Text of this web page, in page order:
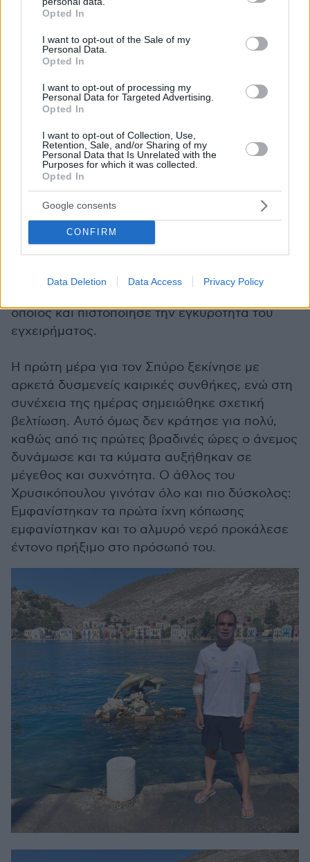
grant or deny consent to Google and its third-party tags to
use your data for below specified purposes in below Google
consent section.
Opted In
I want to opt-out of the Sale of my
Personal Data.
Opted In
I want to opt-out of processing my
Personal Data for Targeted Advertising.
Opted In
I want to opt-out of Collection, Use,
Retention, Sale, and/or Sharing of my
Personal Data that Is Unrelated with the
Purposes for which it was collected.
Opted In
Google consents
CONFIRM
Data Deletion Data Access Privacy Policy
5 λεπτά. Αυτό σημαίνει πως για κάτι
Σπύρος κολυμπούσε στην ανοιχτή θάλασσα,
χωρίς καμία στάση για ανάπαυση, χωρίς να
συνοδείας. Ακόμη και τα απολύτως απαραίτητα
για την επιβίωσή του, την τροφή και το νερό, ο
Χρυσικόπουλος τα λάμβανε εξ αποστάσεως, με
τη χρήση ειδικού εξοπλισμού.
Βέβαια, στο σκάφος συνοδείας επέβαινε ο
προσωπικός γιατρός του αθλητή, ο χειρουργός
ορθοπεδικός Χρήστος Βάσσος, ο οποίος
παρακολουθούσε διαρκώς την κατάστασή του.
οποίος και πιστοποίησε την εγκυρότητα του
εγχειρήματος.
Η πρώτη μέρα για τον Σπύρο ξεκίνησε με
αρκετά δυσμενείς καιρικές συνθήκες, ενώ στη
συνέχεια της ημέρας σημειώθηκε σχετική
βελτίωση. Αυτό όμως δεν κράτησε για πολύ,
καθώς από τις πρώτες βραδινές ώρες ο άνεμος
δυνάμωσε και τα κύματα αυξήθηκαν σε
μέγεθος και συχνότητα. Ο άθλος του
Χρυσικόπουλου γινόταν όλο και πιο δύσκολος:
Εμφανίστηκαν τα πρώτα ίχνη κόπωσης
εμφανίστηκαν και το αλμυρό νερό προκάλεσε
έντονο πρήξιμο στο πρόσωπό του.